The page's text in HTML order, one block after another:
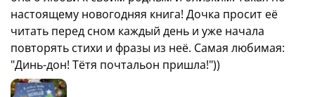
настоящему новогодняя книга! Дочка просит её
читать перед сном каждый день и уже начала
повторять стихи и фразы из неё. Самая любимая:
"Динь-дон! Тётя почтальон пришла!"))